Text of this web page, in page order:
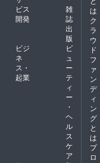
ビス
開発
雑
誌
出
版
ビジ
ネ
ス・
起業
ビ
ュ
ー
テ
ィ
ー
・
ヘ
ル
ス
ケ
ア
は
ク
ラ
ウ
ド
フ
ァ
ン
デ
ィ
ン
グ
と
は
プ
ロ